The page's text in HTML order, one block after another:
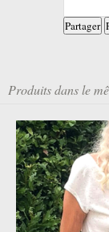
Partager
Produits dans le